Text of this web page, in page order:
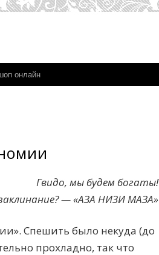
онлайн
Гвидо, мы будем богаты!
— «АЗА НИЗИ МАЗА»
Спешить было некуда (до
прохладно, так что